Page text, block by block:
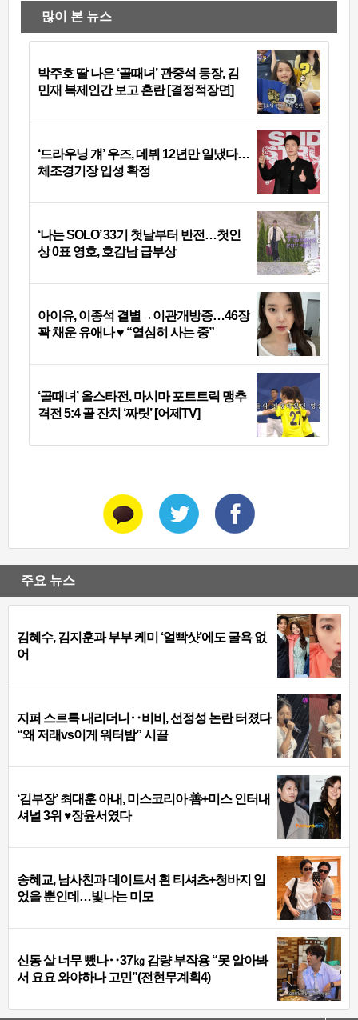
많이 본 뉴스
박주호 딸 나은 ‘골때녀’ 관중석 등장, 김
민재 복제인간 보고 혼란 [결정적장면]
‘드라우닝 걔’ 우즈, 데뷔 12년만 일냈다…
체조경기장 입성 확정
‘나는 SOLO’ 33기 첫날부터 반전…첫인
상 0표 영호, 호감남 급부상
아이유, 이종석 결별→이관개방증…46장
꽉 채운 유애나 ♥ “열심히 사는 중”
‘골때녀’ 올스타전, 마시마 포트트릭 맹추
격전 5:4 골 잔치 ‘짜릿’ [어제TV]
주요 뉴스
김혜수, 김지훈과 부부 케미 ‘얼빡샷’에도 굴욕 없
어
지퍼 스르륵 내리더니‥비비, 선정성 논란 터졌다
“왜 저래vs이게 워터밤” 시끌
‘김부장’ 최대훈 아내, 미스코리아 善+미스 인터내
셔널 3위 ♥장윤서였다
송혜교, 남사친과 데이트서 흰 티셔츠+청바지 입
었을 뿐인데…빛나는 미모
신동 살 너무 뺐나‥37㎏ 감량 부작용 “못 알아봐
서 요요 와야하나 고민”(전현무계획4)